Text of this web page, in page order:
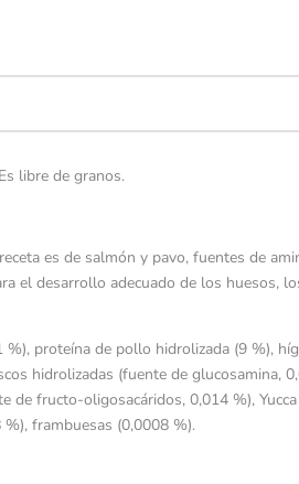
libre de granos.
es de salmón y pavo, fuentes de
el desarrollo adecuado de los huesos,
proteína de pollo hidrolizada (9 %),
hidrolizadas (fuente de glucosamina,
fructo-oligosacáridos, 0,014 %),
frambuesas (0,0008 %).